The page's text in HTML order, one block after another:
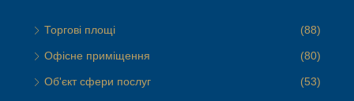
Торгові площі (88)
Офісне приміщення (80)
Об'єкт сфери послуг (53)